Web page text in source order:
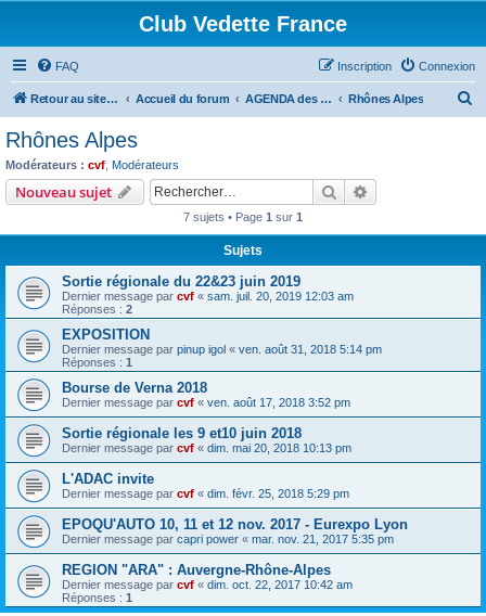
Club Vedette France
FAQ Connexion
Inscription
Retour au site CVF Accueil du forum AGENDA des Bourses, Expositions et RDV du WE Rhônes Alpes
Rhônes Alpes
Modérateurs : cvf Modérateurs
Nouveau sujet Rechercher
7 sujets • Page 1 sur 1
Sujets
Sortie régionale du 22&23 juin 2019
Dernier message par cvf « sam. juil. 20, 2019 12:03 am
Réponses : 2
EXPOSITION
Dernier message par pinup igol « ven. août 31, 2018 5:14 pm
Réponses : 1
Bourse de Verna 2018
Dernier message par cvf « ven. août 17, 2018 3:52 pm
Sortie régionale les 9 et10 juin 2018
Dernier message par cvf « dim. mai 20, 2018 10:13 pm
L'ADAC invite
Dernier message par cvf « dim. févr. 25, 2018 5:29 pm
EPOQU'AUTO 10, 11 et 12 nov. 2017 - Eurexpo Lyon
Dernier message par capri power « mar. nov. 21, 2017 5:35 pm
REGION "ARA" : Auvergne-Rhône-Alpes
Dernier message par cvf « dim. oct. 22, 2017 10:42 am
Réponses : 1